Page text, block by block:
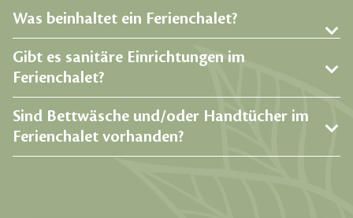
Was beinhaltet ein Ferienchalet?
Gibt es sanitäre Einrichtungen im
Ferienchalet?
Sind Bettwäsche und/oder Handtücher im
Ferienchalet vorhanden?